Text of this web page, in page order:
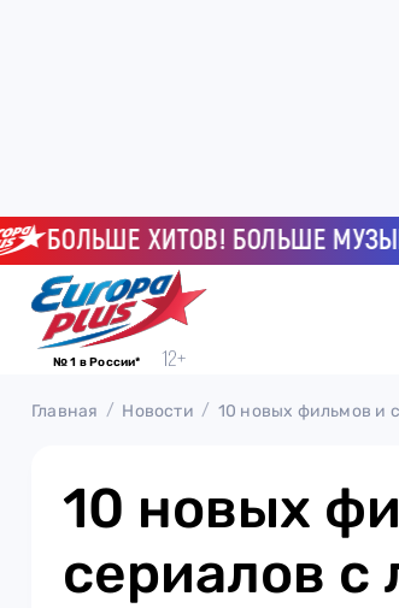
ХИТОВ! БОЛЬШЕ МУЗЫКИ!
№ 1 в России*
Главная Новости 10 новых фильмов и
10 новых
сериалов с